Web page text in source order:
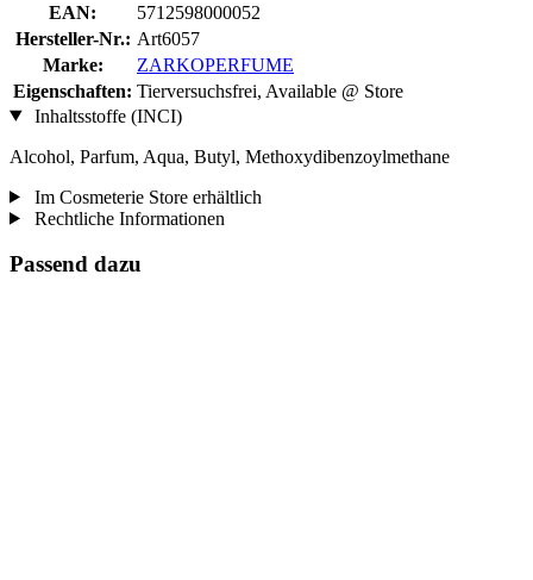
EAN:
5712598000052
Hersteller-Nr.: Art6057
Marke:
ZARKOPERFUME
Eigenschaften: Tierversuchsfrei, Available @ Store
Inhaltsstoffe (INCI)
Alcohol, Parfum, Aqua, Butyl, Methoxydibenzoylmethane
Im Cosmeterie Store erhältlich
Rechtliche Informationen
Passend dazu